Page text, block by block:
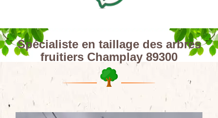
Spécialiste en taillage des arbres
fruitiers Champlay 89300